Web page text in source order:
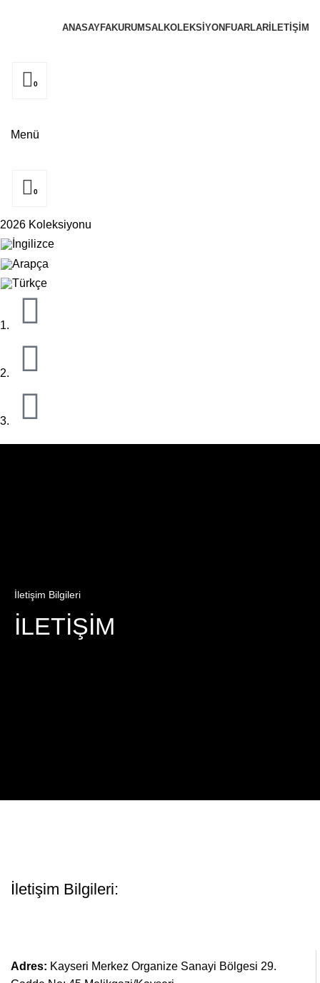
ANASAYFAKURUMSALKOLEKSIYON FUARLAR İLETIŞIM
0
Menü
0
2026 Koleksiyonu
İletişim Bilgileri
İLETİŞİM
İletişim Bilgileri:
Adres: Kayseri Merkez Organize Sanayi Bölgesi 29.